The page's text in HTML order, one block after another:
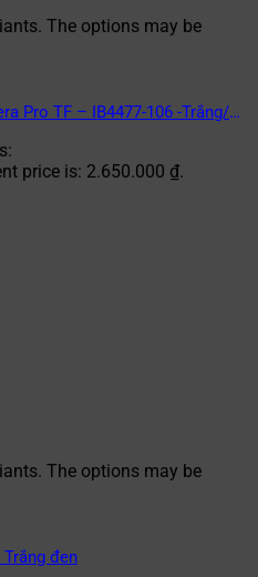
The options may be
Pro TF – IB4477-106 -Trắng/
price is: 2.650.000 ₫.
The options may be
đen